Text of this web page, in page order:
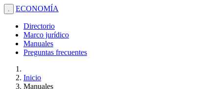
. ECONOMÍA
Directorio
Marco jurídico
Manuales
Preguntas frecuentes
Inicio
Manuales